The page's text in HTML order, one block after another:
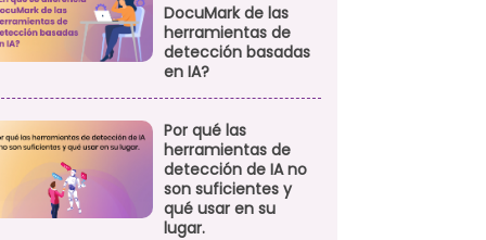
DocuMark de las
herramientas de
detección basadas
en IA?
Por qué las
herramientas de
detección de IA no
son suficientes y
qué usar en su
lugar.